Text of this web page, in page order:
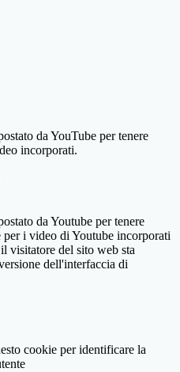
da YouTube per tenere
incorporati.
da Youtube per tenere
per i video di Youtube incorporati
visitatore del sito web sta
dell'interfaccia di
cookie per identificare la